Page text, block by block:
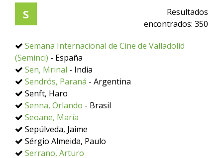
S
Resultados
encontrados: 350
Semana Internacional de Cine de Valladolid
(Seminci) - España
Sen, Mrinal - India
Sendrós, Paraná - Argentina
Senft, Haro
Senna, Orlando - Brasil
Seoane, María
Sepúlveda, Jaime
Sérgio Almeida, Paulo
Serrano, Arturo